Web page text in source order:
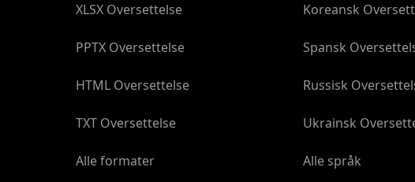
XLSX Oversettelse
PPTX Oversettelse
HTML Oversettelse
TXT Oversettelse
Alle formater
Koreansk
Spansk
Russisk
Ukrainsk
Alle språk